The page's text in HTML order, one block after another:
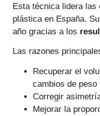
Esta técnica lidera
plástica en España.
año gracias a los
Las razones
Recuperar el
cambios de peso
Corregir
Mejorar la